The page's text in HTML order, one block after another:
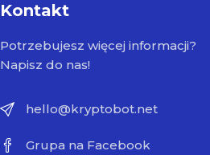
Kontakt
Potrzebujesz więcej informacji?
Napisz do nas!
hello@kryptobot.net
Grupa na Facebook